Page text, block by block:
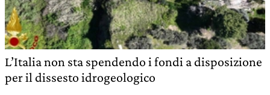
L’Italia non sta spendendo i fondi a disposizione
per il dissesto idrogeologico